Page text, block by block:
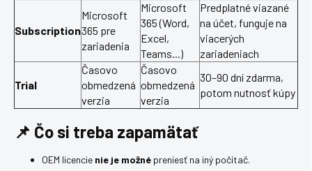
Subscription
Microsoft
365 pre
zariadenia
Microsoft
365 (Word,
Excel,
Teams...)
Predplatné viazané
na účet, funguje na
viacerých
zariadeniach
Trial
Časovo
obmedzená
verzia
Časovo
obmedzená
verzia
30–90 dní zdarma,
potom nutnosť kúpy
📌 Čo si treba zapamätať
OEM licencie nie je možné preniesť na iný počítač.